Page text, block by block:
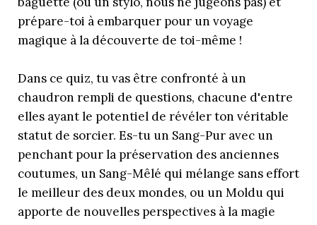
prépare-toi à embarquer pour un voyage
magique à la découverte de toi-même !
Dans ce quiz, tu vas être confronté à un
chaudron rempli de questions, chacune d'entre
elles ayant le potentiel de révéler ton véritable
statut de sorcier. Es-tu un Sang-Pur avec un
penchant pour la préservation des anciennes
coutumes, un Sang-Mêlé qui mélange sans effort
le meilleur des deux mondes, ou un Moldu qui
apporte de nouvelles perspectives à la magie